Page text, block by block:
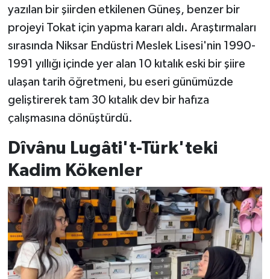
yazılan bir şiirden etkilenen Güneş, benzer bir
projeyi Tokat için yapma kararı aldı. Araştırmaları
sırasında Niksar Endüstri Meslek Lisesi'nin 1990-
1991 yıllığı içinde yer alan 10 kıtalık eski bir şiire
ulaşan tarih öğretmeni, bu eseri günümüzde
geliştirerek tam 30 kıtalık dev bir hafıza
çalışmasına dönüştürdü.
Dîvânu Lugâti't-Türk'teki
Kadim Kökenler